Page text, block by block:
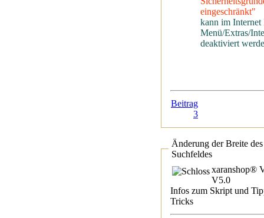
eingeschränkt"
kann im
Menü/Extras/
deaktiviert
Beitrag
3
Änderung der Breite des
Suchfeldes
xaranshop®
V5.0
Infos zum Skript und
Tricks